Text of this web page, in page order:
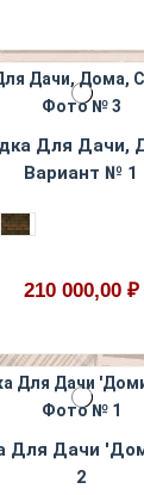
Для Дачи,
Вариант № 1
210 000,00 ₽
Для Дачи
2